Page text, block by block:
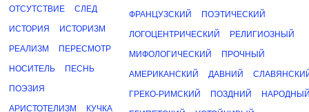
ОТСУТСТВИЕ СЛЕД
ИСТОРИЯ ИСТОРИЗМ
РЕАЛИЗМ ПЕРЕСМОТР
НОСИТЕЛЬ ПЕСНЬ
ПОЭЗИЯ
АРИСТОТЕЛИЗМ КУЧКА
ФРАНЦУЗСКИЙ ПОЭТИЧЕСКИЙ
ЛОГОЦЕНТРИЧЕСКИЙ РЕЛИГИОЗНЫЙ
МИФОЛОГИЧЕСКИЙ ПРОЧНЫЙ
АМЕРИКАНСКИЙ ДАВНИЙ
ГРЕКО-РИМСКИЙ ПОЗДНИЙ